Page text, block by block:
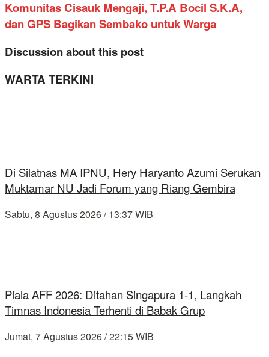
Komunitas Cisauk Mengaji, T.P.A Bocil S.K.A,
dan GPS Bagikan Sembako untuk Warga
Discussion about this post
WARTA TERKINI
Di Silatnas MA IPNU, Hery Haryanto Azumi Serukan
Muktamar NU Jadi Forum yang Riang Gembira
Sabtu, 8 Agustus 2026 / 13:37 WIB
Piala AFF 2026: Ditahan Singapura 1-1, Langkah
Timnas Indonesia Terhenti di Babak Grup
Jumat, 7 Agustus 2026 / 22:15 WIB